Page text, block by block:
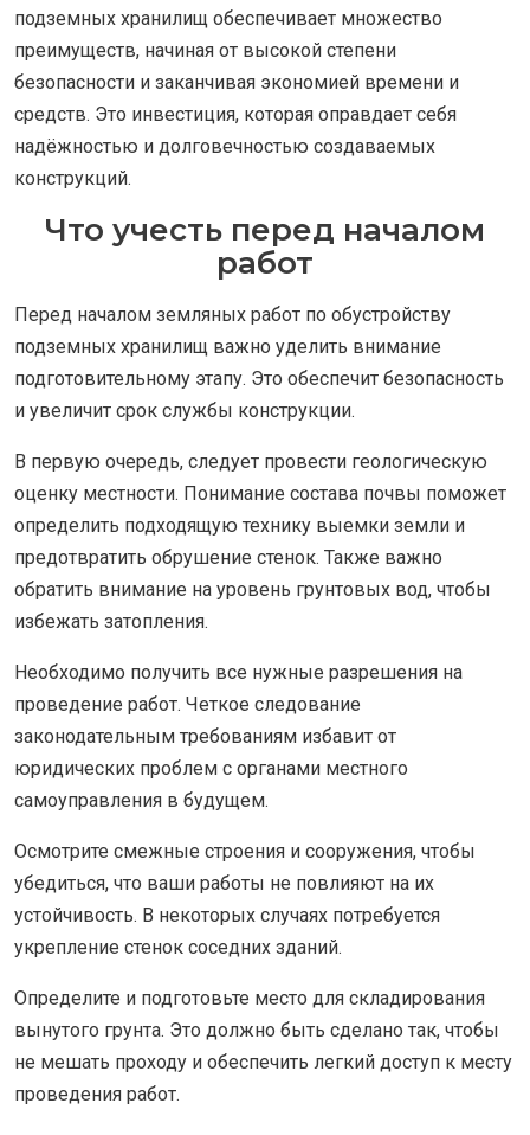
подземных хранилищ обеспечивает множество
преимуществ, начиная от высокой степени
безопасности и заканчивая экономией времени и
средств. Это инвестиция, которая оправдает себя
надёжностью и долговечностью создаваемых
конструкций.
Что учесть перед началом
работ
Перед началом земляных работ по обустройству
подземных хранилищ важно уделить внимание
подготовительному этапу. Это обеспечит безопасность
и увеличит срок службы конструкции.
В первую очередь, следует провести геологическую
оценку местности. Понимание состава почвы поможет
определить подходящую технику выемки земли и
предотвратить обрушение стенок. Также важно
обратить внимание на уровень грунтовых вод, чтобы
избежать затопления.
Необходимо получить все нужные разрешения на
проведение работ. Четкое следование
законодательным требованиям избавит от
юридических проблем с органами местного
самоуправления в будущем.
Осмотрите смежные строения и сооружения, чтобы
убедиться, что ваши работы не повлияют на их
устойчивость. В некоторых случаях потребуется
укрепление стенок соседних зданий.
Определите и подготовьте место для складирования
вынутого грунта. Это должно быть сделано так, чтобы
не мешать проходу и обеспечить легкий доступ к месту
проведения работ.